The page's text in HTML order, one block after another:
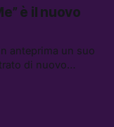
è il nuovo
anteprima un suo
di nuovo
pubblicato lo